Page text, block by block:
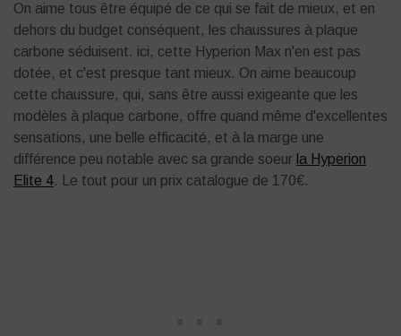
On aime tous être équipé de ce qui se fait de mieux, et en
dehors du budget conséquent, les chaussures à plaque
carbone séduisent. ici, cette Hyperion Max n'en est pas
dotée, et c'est presque tant mieux. On aime beaucoup
cette chaussure, qui, sans être aussi exigeante que les
modèles à plaque carbone, offre quand même d'excellentes
sensations, une belle efficacité, et à la marge une
différence peu notable avec sa grande soeur la Hyperion
Elite 4. Le tout pour un prix catalogue de 170€.